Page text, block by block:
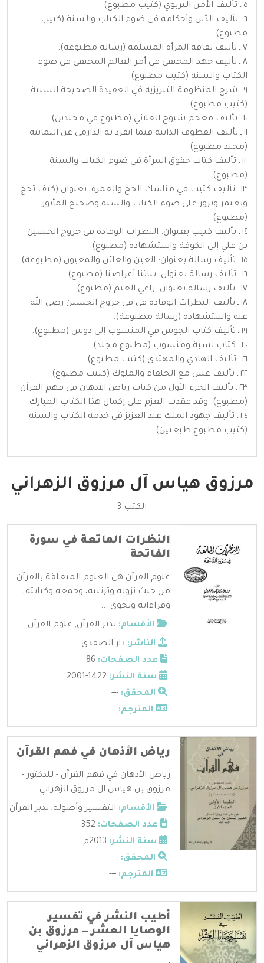
٥ ـ تأليف الأمن التربوي (كتيب مطبوع).
٦ ـ تأليف الدّين وأحكامه في ضوء الكتاب والسنة (كتيب
مطبوع).
٧ ـ تأليف ثقافة المرأة المسلمة (رسالة مطبوعة).
٨ ـ تأليف جهد المحتفي في أمر العالم المختفي في ضوء
الكتاب والسنة (كتيب مطبوع).
٩ ـ شرح المنظومة التبريزية في العقيدة الصحيحة السنية
(كتيب مطبوع).
١٠ ـ تأليف معجم شيوخ العلائي (مطبوع في مجلدين).
١١ ـ تأليف القطوف الدانية فيما انفرد به الدارمي عن الثمانية
(مجلد مطبوع).
١٢ ـ تأليف كتاب حقوق المرأة في ضوء الكتاب والسنة
(مطبوع).
١٣ ـ تأليف كتيب في مناسك الحج والعمرة، بعنوان (كيف تحج
وتعتمر وتزور على ضوء الكتاب والسنة وصحيح المأثور
(مطبوع).
١٤ ـ تأليف كتيب بعنوان: النظرات الوقادة في خروج الحسين
بن علي إلى الكوفة واستشهاده (مطبوع).
١٥ ـ تأليف رسالة بعنوان: العين والعائن والمعيون (مطبوعة).
١٦ ـ تأليف رسالة بعنوان: بناتنا أعراضنا (مطبوع).
١٧ ـ تأليف رسالة بعنوان: راعي الغنم (مطبوع).
١٨ ـ تأليف النظرات الوقادة في في خروج الحسين رضي الله
عنه واستشهاده (رسالة مطبوعة).
١٩ ـ تأليف كتاب الجوس في المنسوب إلى دوس (مطبوع).
٢٠ ـ كتاب نسبة ومنسوب (مطبوع مجلد).
٢١ ـ تأليف الهادي والمهتدي (كتيب مطبوع).
٢٢ ـ تأليف عش مع الخلفاء والملوك (كتيب مطبوع).
٢٣ ـ تأليف الجزء الأول من كتاب رياض الأذهان في فهم القرآن
(مطبوع). وقد عقدت العزم على إكمال هذا الكتاب المبارك.
٢٤ ـ تأليف جهود الملك عبد العزيز في خدمة الكتاب والسنة
(كتيب مطبوع طبعتين).
مرزوق هياس آل مرزوق الزهراني
الكتب 3
النظرات الماتعة في سورة
الفاتحة
علوم القرآن هي العلوم المتعلقة بالقرآن
من حيث نزوله وترتيبه، وجمعه وكتابته،
وقراءاته وتجوي ...
الأقسام: تدبر القرآن, علوم القرآن
الناشر: دار الصفدي
عدد الصفحات:
سنة النشر:
المحقق: ---
المترجم: ---
رياض الأذهان في فهم القرآن
رياض الأذهان في فهم القرآن - للدكتور -
مرزوق بن هياس ال مرزوق الزهراني ...
الأقسام: التفسير وأصوله, تدبر القرآن
عدد الصفحات:
سنة النشر:
المحقق: ---
المترجم: ---
أطيب النشر في تفسير
الوصايا العشر – مرزوق بن
هياس آل مرزوق الزهراني